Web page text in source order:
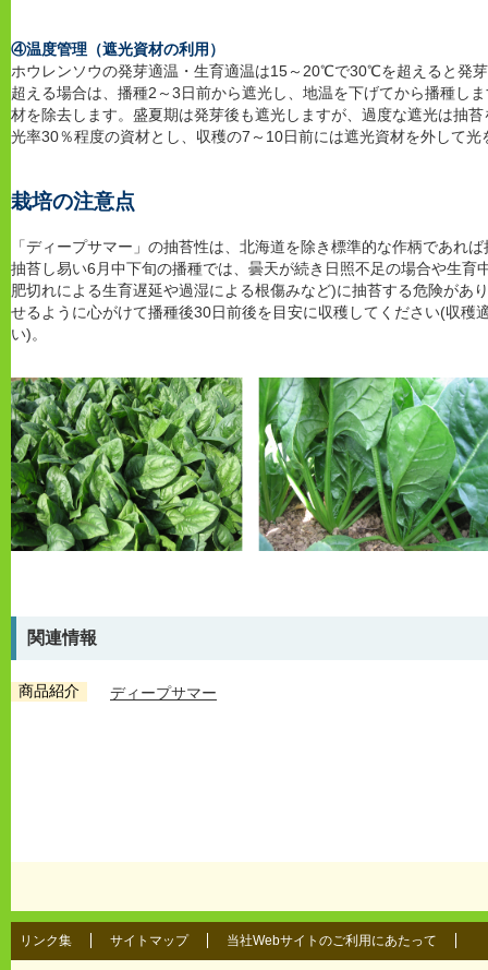
④温度管理（遮光資材の利用）
ホウレンソウの発芽適温・生育適温は15～20℃で30℃を超えると発
超える場合は、播種2～3日前から遮光し、地温を下げてから播種し
材を除去します。盛夏期は発芽後も遮光しますが、過度な遮光は抽
光率30％程度の資材とし、収穫の7～10日前には遮光資材を外して
栽培の注意点
「ディープサマー」の抽苔性は、北海道を除き標準的な作柄であれ
抽苔し易い6月中下旬の播種では、曇天が続き日照不足の場合や生育
肥切れによる生育遅延や過湿による根傷みなど)に抽苔する危険があ
せるように心がけて播種後30日前後を目安に収穫してください(収穫
い)。
関連情報
商品紹介 ディープサマー
リンク集 サイトマップ 当社Webサイトのご利用にあたって